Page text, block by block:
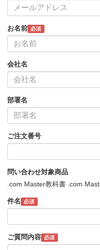
お名前 必須
会社名
部署名
ご注文番号
問い合わせ対象商品
.com Master教科書 .com
件名 必須
ご質問内容 必須